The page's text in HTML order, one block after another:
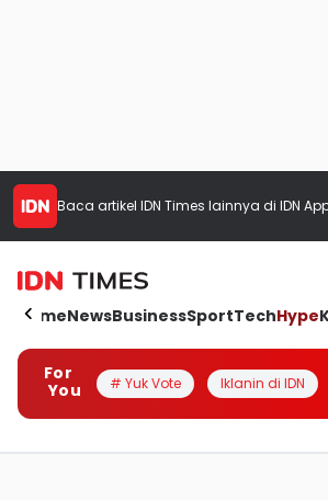
Baca artikel IDN Times lainnya di IDN
HomeNewsBusinessSportTechHype
For
You
# Yuk Vote Iklanin di IDN